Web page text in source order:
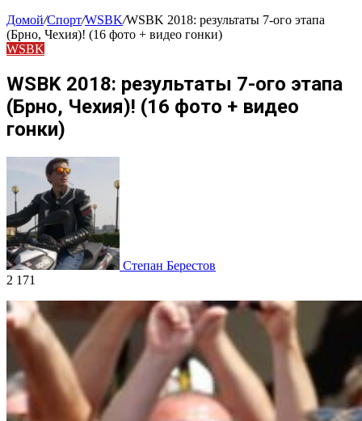
Домой/Спорт/WSBK/WSBK 2018: результаты 7-ого этапа
(Брно, Чехия)! (16 фото + видео гонки)
WSBK
WSBK 2018: результаты 7-ого этапа
(Брно, Чехия)! (16 фото + видео
гонки)
Степан Берестов
2 171